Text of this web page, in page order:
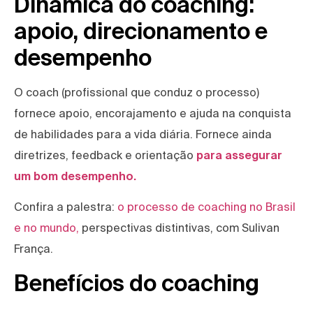
apoio, direcionamento e
desempenho
O coach (profissional que conduz o processo)
fornece apoio, encorajamento e ajuda na conquista
de habilidades para a vida diária. Fornece ainda
diretrizes, feedback e orientação para assegurar
um bom desempenho.
Confira a palestra: o processo de coaching no Brasil
e no mundo, perspectivas distintivas, com Sulivan
França.
Benefícios do coaching